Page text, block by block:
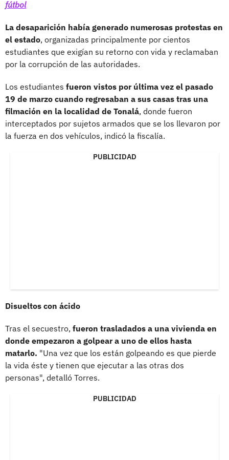
fútbol
La desaparición había generado numerosas protestas en
el estado, organizadas principalmente por cientos
estudiantes que exigían su retorno con vida y reclamaban
por la corrupción de las autoridades.
Los estudiantes fueron vistos por última vez el pasado
19 de marzo cuando regresaban a sus casas tras una
filmación en la localidad de Tonalá, donde fueron
interceptados por sujetos armados que se los llevaron por
la fuerza en dos vehículos, indicó la fiscalía.
PUBLICIDAD
Disueltos con ácido
Tras el secuestro, fueron trasladados a una vivienda en
donde empezaron a golpear a uno de ellos hasta
matarlo. "Una vez que los están golpeando es que pierde
la vida éste y tienen que ejecutar a las otras dos
personas", detalló Torres.
PUBLICIDAD